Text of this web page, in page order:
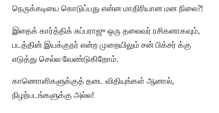
நெருக்கடியை கொடுப்பது என்ன மாதிரியான மன நிலை?!
இதைக் கார்த்திக் சுப்பராஜு ஒரு தலைவர் ரசிகனாகவும்,
படத்தின் இயக்குநர் என்ற முறையிலும் சன் பிக்சர் க்கு
எடுத்து செல்ல வேண்டுகிறோம்.
காணொளிகளுக்குத் தடை விதியுங்கள் ஆனால்,
நிழற்படங்களுக்கு அல்ல!